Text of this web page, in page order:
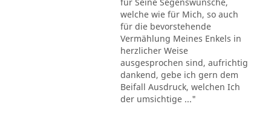
welche wie für Mich, so auch
für die bevorstehende
Vermählung Meines Enkels in
herzlicher Weise
ausgesprochen sind, aufrichtig
dankend, gebe ich gern dem
Beifall Ausdruck, welchen Ich
der umsichtige ..."